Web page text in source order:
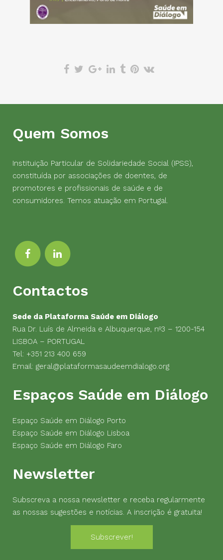
Quem Somos
Instituição Particular de Solidariedade Social (IPSS),
constituída por associações de doentes, de
promotores e profissionais de saúde e de
consumidores. Temos atuação em Portugal.
Contactos
Sede da Plataforma Saúde em Diálogo
Rua Dr. Luís de Almeida e Albuquerque, nº3 – 1200-154
LISBOA – PORTUGAL
Tel: +351 213 400 659
Email: geral@plataformasaudeemdialogo.org
Espaços Saúde em Diálogo
Espaço Saúde em Diálogo Porto
Espaço Saúde em Diálogo Lisboa
Espaço Saúde em Diálogo Faro
Newsletter
Subscreva a nossa newsletter e receba regularmente
as nossas sugestões e notícias. A inscrição é gratuita!
Subscrever!